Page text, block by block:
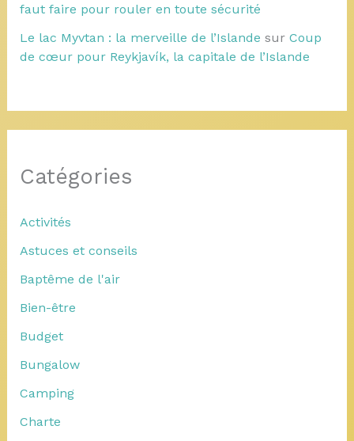
faut faire pour rouler en toute sécurité
Le lac Myvtan : la merveille de l’Islande sur Coup
de cœur pour Reykjavík, la capitale de l’Islande
Catégories
Activités
Astuces et conseils
Baptême de l'air
Bien-être
Budget
Bungalow
Camping
Charte